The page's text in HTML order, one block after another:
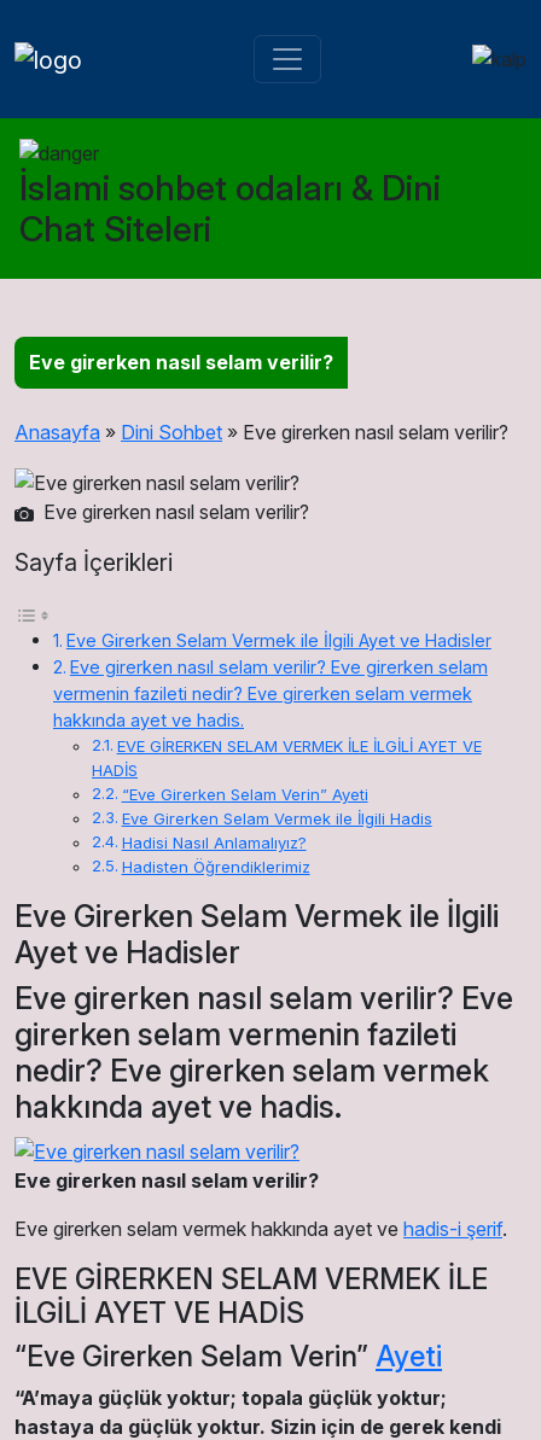
İslami sohbet odaları & Dini
Chat Siteleri
Eve girerken nasıl selam verilir?
Anasayfa » Dini Sohbet » Eve girerken nasıl selam verilir?
Eve girerken nasıl selam verilir?
Sayfa İçerikleri
Eve Girerken Selam Vermek ile İlgili Ayet ve Hadisler
Eve girerken nasıl selam verilir? Eve girerken selam
vermenin fazileti nedir? Eve girerken selam vermek
hakkında ayet ve hadis.
EVE GİRERKEN SELAM VERMEK İLE İLGİLİ AYET VE
HADİS
“Eve Girerken Selam Verin” Ayeti
Eve Girerken Selam Vermek ile İlgili Hadis
Hadisi Nasıl Anlamalıyız?
Hadisten Öğrendiklerimiz
Eve Girerken Selam Vermek ile İlgili
Ayet ve Hadisler
Eve girerken nasıl selam verilir? Eve
girerken selam vermenin fazileti
nedir? Eve girerken selam vermek
hakkında ayet ve hadis.
Eve girerken nasıl selam verilir?
Eve girerken selam vermek hakkında ayet ve hadis-i şerif.
EVE GİRERKEN SELAM VERMEK İLE
İLGİLİ AYET VE HADİS
“Eve Girerken Selam Verin” Ayeti
“A’maya güçlük yoktur; topala güçlük yoktur;
hastaya da güçlük yoktur. Sizin için de gerek kendi